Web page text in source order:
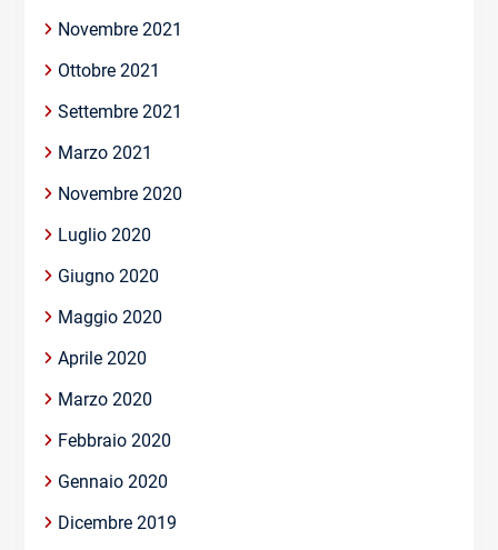
Novembre 2021
Ottobre 2021
Settembre 2021
Marzo 2021
Novembre 2020
Luglio 2020
Giugno 2020
Maggio 2020
Aprile 2020
Marzo 2020
Febbraio 2020
Gennaio 2020
Dicembre 2019